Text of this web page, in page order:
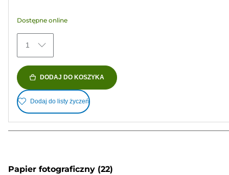
Dostępne online
1
DODAJ DO KOSZYKA
Dodaj do listy życzeń
Papier fotograficzny (22)